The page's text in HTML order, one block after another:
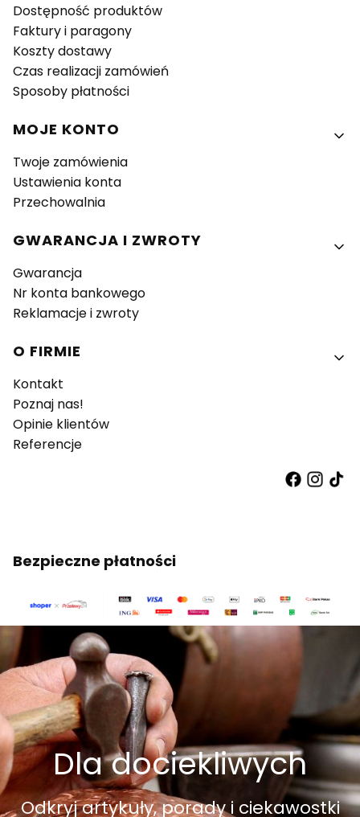
Dostępność produktów
Faktury i paragony
Koszty dostawy
Czas realizacji zamówień
Sposoby płatności
MOJE KONTO
Twoje zamówienia
Ustawienia konta
Przechowalnia
GWARANCJA I ZWROTY
Gwarancja
Nr konta bankowego
Reklamacje i zwroty
O FIRMIE
Kontakt
Poznaj nas!
Opinie klientów
Referencje
Bezpieczne płatności
Dla dociekliwych
Odkryj artykuły, porady i ciekawostki